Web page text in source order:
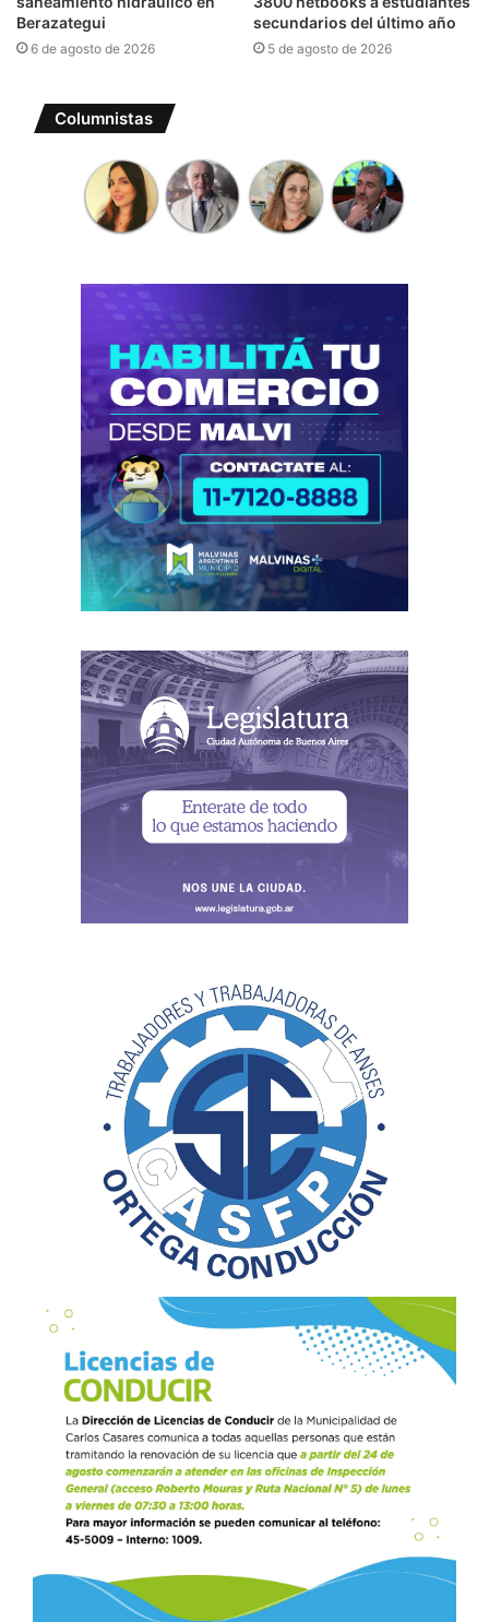
Berazategui
6 de agosto de 2026
secundarios del último año
5 de agosto de 2026
Columnistas